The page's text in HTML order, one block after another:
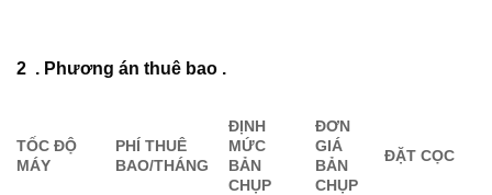
2 . Phương án thuê bao .
TỐC ĐỘ
MÁY
PHÍ THUÊ
BAO/THÁNG
ĐỊNH
MỨC
BẢN
CHỤP
ĐƠN
GIÁ
BẢN
CHỤP
ĐẶT CỌC